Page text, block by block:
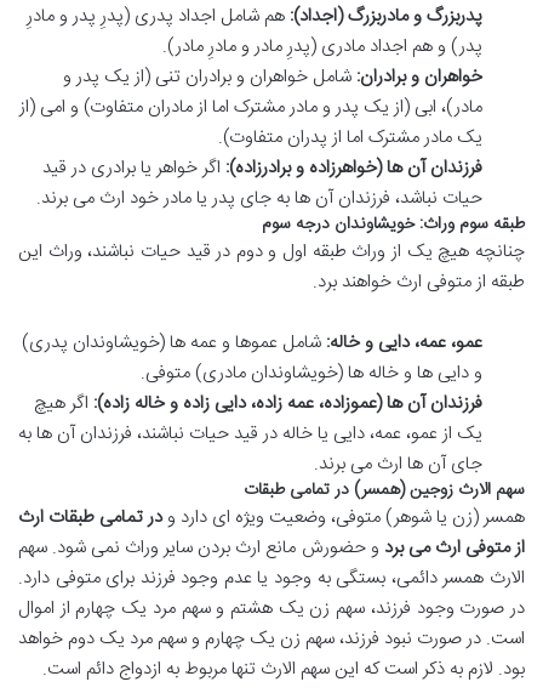
پدربزرگ و مادربزرگ (اجداد): هم شامل اجداد پدری (پدرِ پدر و مادرِ
پدر) و هم اجداد مادری (پدرِ مادر و مادرِ مادر).
خواهران و برادران: شامل خواهران و برادران تنی (از یک پدر و
مادر)، ابی (از یک پدر و مادر مشترک اما از مادران متفاوت) و امی (از
یک مادر مشترک اما از پدران متفاوت).
فرزندان آن ها (خواهرزاده و برادرزاده): اگر خواهر یا برادری در قید
حیات نباشد، فرزندان آن ها به جای پدر یا مادر خود ارث می برند.
طبقه سوم وراث: خویشاوندان درجه سوم
چنانچه هیچ یک از وراث طبقه اول و دوم در قید حیات نباشند، وراث این
طبقه از متوفی ارث خواهند برد.
عمو، عمه، دایی و خاله: شامل عموها و عمه ها (خویشاوندان پدری)
و دایی ها و خاله ها (خویشاوندان مادری) متوفی.
فرزندان آن ها (عموزاده، عمه زاده، دایی زاده و خاله زاده): اگر هیچ
یک از عمو، عمه، دایی یا خاله در قید حیات نباشند، فرزندان آن ها به
جای آن ها ارث می برند.
سهم الارث زوجین (همسر) در تمامی طبقات
همسر (زن یا شوهر) متوفی، وضعیت ویژه ای دارد ودر تمامی طبقات ارث
از متوفی ارث می برد و حضورش مانع ارث بردن سایر وراث نمی شود. سهم
الارث همسر دائمی، بستگی به وجود یا عدم وجود فرزند برای متوفی دارد.
در صورت وجود فرزند، سهم زن یک هشتم و سهم مرد یک چهارم از اموال
است. در صورت نبود فرزند، سهم زن یک چهارم و سهم مرد یک دوم خواهد
بود. لازم به ذکر است که این سهم الارث تنها مربوط به ازدواج دائم است.